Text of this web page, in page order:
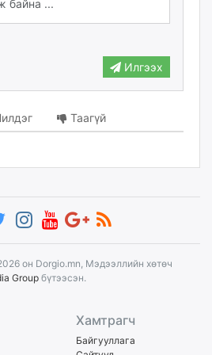
Илгээх
Таагүй
он Dorgio.mn, Мэдээллийн хөтөч
Group бүтээсэн.
Хамтрагч
Байгууллага